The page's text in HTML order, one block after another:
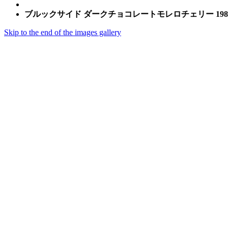
ブルックサイド ダークチョコレートモレロチェリー
Skip to the end of the images gallery